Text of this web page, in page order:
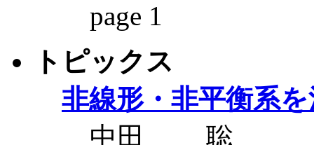
page 1
トピックス
非線形・非平衡系
中田 聡